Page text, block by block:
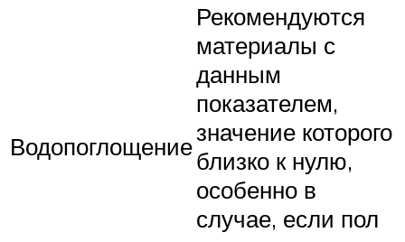
Водопоглощение
Рекомендуются
материалы с
данным
показателем,
значение которого
близко к нулю,
особенно в
случае, если пол